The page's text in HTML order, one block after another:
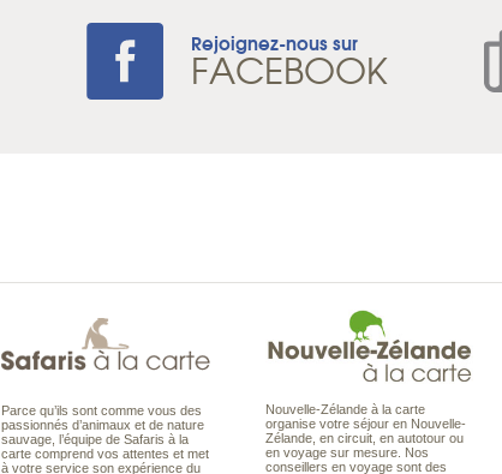
Rejoignez-nous sur
FACEBOOK
Parce qu’ils sont comme vous des
passionnés d’animaux et de nature
sauvage, l’équipe de Safaris à la
carte comprend vos attentes et met
à votre service son expérience du
Nouvelle-Zélande à la carte
organise votre séjour en Nouvelle-
Zélande, en circuit, en autotour ou
en voyage sur mesure. Nos
conseillers en voyage sont des